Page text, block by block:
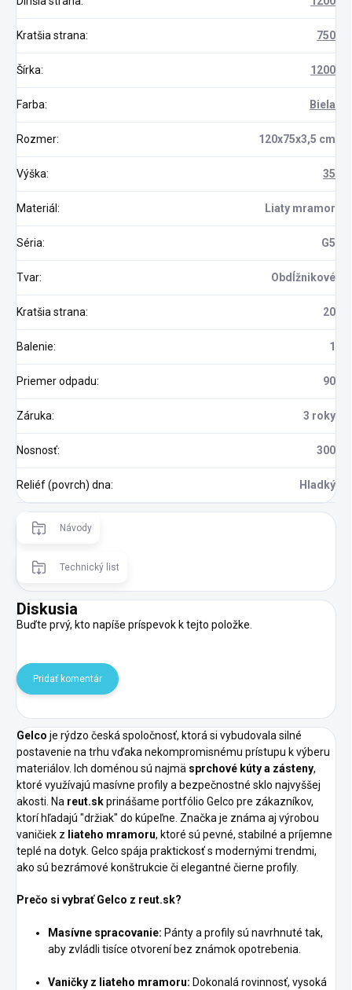
Kratšia strana: 750
Šírka: 1200
Farba: Biela
Rozmer: 120x75x3,5 cm
Výška: 35
Materiál: Liaty mramor
Séria: G5
Tvar: Obdĺžnikové
Kratšia strana: 20
Balenie: 1
Priemer odpadu: 90
Záruka: 3 roky
Nosnosť: 300
Reliéf (povrch) dna: Hladký
Návody
Technický list
Diskusia
Buďte prvý, kto napíše príspevok k tejto položke.
Pridať komentár
Gelco je rýdzo česká spoločnosť, ktorá si vybudovala silné
postavenie na trhu vďaka nekompromisnému prístupu k výberu
materiálov. Ich doménou sú najmä sprchové kúty a zásteny,
ktoré využívajú masívne profily a bezpečnostné sklo najvyššej
akosti. Na reut.skprinášame portfólio Gelco pre zákazníkov,
ktorí hľadajú "držiak" do kúpeľne. Značka je známa aj výrobou
vaničiek z liateho mramoru, ktoré sú pevné, stabilné a príjemne
teplé na dotyk. Gelco spája praktickosť s modernými trendmi,
ako sú bezrámové konštrukcie či elegantné čierne profily.
Prečo si vybrať Gelco z reut.sk?
Masívne spracovanie: Pánty a profily sú navrhnuté tak,
aby zvládli tisíce otvorení bez známok opotrebenia.
Vaničky z liateho mramoru: Dokonalá rovinnosť, vysoká